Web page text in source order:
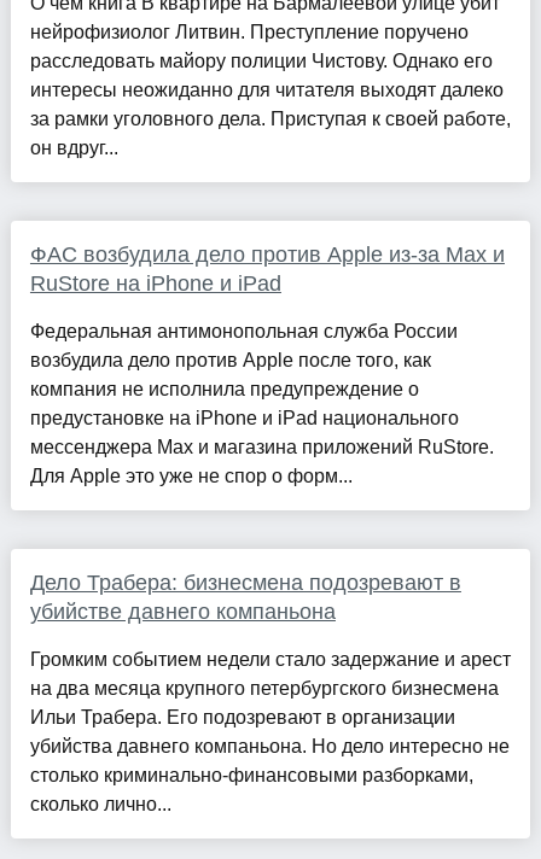
нейрофизиолог Литвин. Преступление поручено
расследовать майору полиции Чистову. Однако его
интересы неожиданно для читателя выходят далеко
за рамки уголовного дела. Приступая к своей работе,
он вдруг...
ФАС возбудила дело против Apple из-за Max и
RuStore на iPhone и iPad
Федеральная антимонопольная служба России
возбудила дело против Apple после того, как
компания не исполнила предупреждение о
предустановке на iPhone и iPad национального
мессенджера Max и магазина приложений RuStore.
Для Apple это уже не спор о форм...
Дело Трабера: бизнесмена подозревают в
убийстве давнего компаньона
Громким событием недели стало задержание и арест
на два месяца крупного петербургского бизнесмена
Ильи Трабера. Его подозревают в организации
убийства давнего компаньона. Но дело интересно не
столько криминально-финансовыми разборками,
сколько лично...